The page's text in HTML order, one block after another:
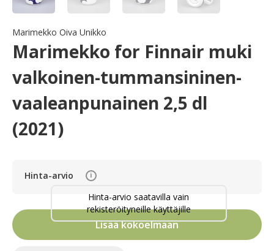
Marimekko Oiva Unikko
Marimekko for Finnair muki
valkoinen-tummansininen-
vaaleanpunainen 2,5 dl
(2021)
Hinta-arvio i
Hinta-arvio saatavilla vain
rekisteröityneille käyttäjille
Lisää kokoelmaan